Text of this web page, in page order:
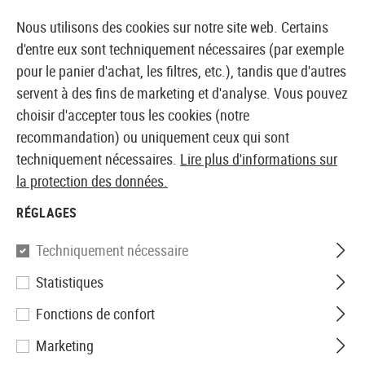
BOUTIQUE ET GROSSISTE EUROPÉEN AIRSOFT
Accueil Accessoires d'Airsoft Pièces et accéssoires
Union Fire
KTOP Mount Base 30mm
Nous utilisons des cookies sur notre site web. Certains
d'entre eux sont techniquement nécessaires (par exemple
pour le panier d'achat, les filtres, etc.), tandis que d'autres
servent à des fins de marketing et d'analyse. Vous pouvez
choisir d'accepter tous les cookies (notre
recommandation) ou uniquement ceux qui sont
techniquement nécessaires. Lire plus d'informations sur
la protection des données.
RÉGLAGES
Techniquement nécessaire
Statistiques
Fonctions de confort
Marketing